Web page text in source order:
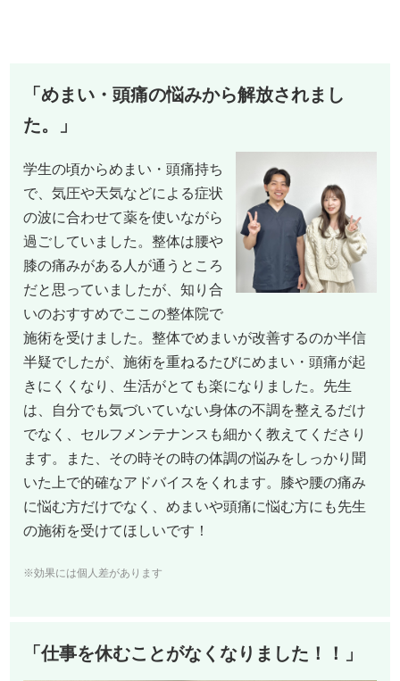
「めまい・頭痛の悩みから解放されまし
た。」
学生の頃からめまい・頭痛持ち
で、気圧や天気などによる症状
の波に合わせて薬を使いながら
過ごしていました。整体は腰や
膝の痛みがある人が通うところ
だと思っていましたが、知り合
いのおすすめでここの整体院で
施術を受けました。整体でめまいが改善するのか半信
半疑でしたが、施術を重ねるたびにめまい・頭痛が起
きにくくなり、生活がとても楽になりました。先生
は、自分でも気づいていない身体の不調を整えるだけ
でなく、セルフメンテナンスも細かく教えてくださり
ます。また、その時その時の体調の悩みをしっかり聞
いた上で的確なアドバイスをくれます。膝や腰の痛み
に悩む方だけでなく、めまいや頭痛に悩む方にも先生
の施術を受けてほしいです！
※効果には個人差があります
「仕事を休むことがなくなりました！！」